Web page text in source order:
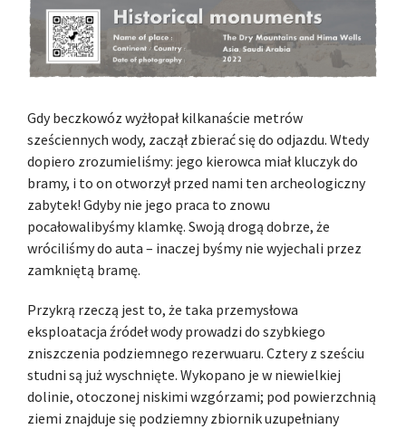
Gdy beczkowóz wyżłopał kilkanaście metrów
sześciennych wody, zaczął zbierać się do odjazdu. Wtedy
dopiero zrozumieliśmy: jego kierowca miał kluczyk do
bramy, i to on otworzył przed nami ten archeologiczny
zabytek! Gdyby nie jego praca to znowu
pocałowalibyśmy klamkę. Swoją drogą dobrze, że
wróciliśmy do auta – inaczej byśmy nie wyjechali przez
zamkniętą bramę.
Przykrą rzeczą jest to, że taka przemysłowa
eksploatacja źródeł wody prowadzi do szybkiego
zniszczenia podziemnego rezerwuaru. Cztery z sześciu
studni są już wyschnięte. Wykopano je w niewielkiej
dolinie, otoczonej niskimi wzgórzami; pod powierzchnią
ziemi znajduje się podziemny zbiornik uzupełniany